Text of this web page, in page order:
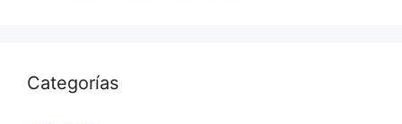
Categorías